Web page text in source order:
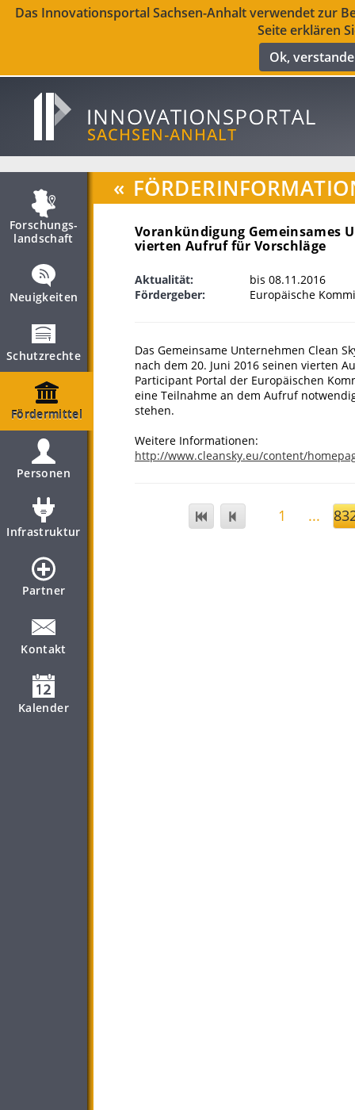
Das Innovationsportal Sachsen-Anhalt verwendet zur
Seite erklären
Ok,
Forschungs­
landschaft
Neuigkeiten
Schutzrechte
Fördermittel
Personen
Infrastruktur
Partner
Kontakt
Kalender
«
Vorankündigung Gemeinsames
vierten Aufruf für Vorschläge
Aktualität:
bis 08.11.2016
Fördergeber:
Europäische
Das Gemeinsame Unternehmen Clean
nach dem 20. Juni 2016 seinen vierten
Participant Portal der Europäischen
eine Teilnahme an dem Aufruf
stehen.
Weitere Informationen:
http://www.cleansky.eu/content/
1 ...